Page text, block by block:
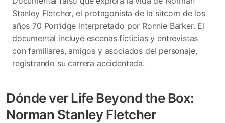
Stanley Fletcher, el protagonista de la sitcom de los
años 70 Porridge interpretado por Ronnie Barker. El
documental incluye escenas ficticias y entrevistas
con familiares, amigos y asociados del personaje,
registrando su carrera accidentada.
Dónde ver Life Beyond the Box:
Norman Stanley Fletcher